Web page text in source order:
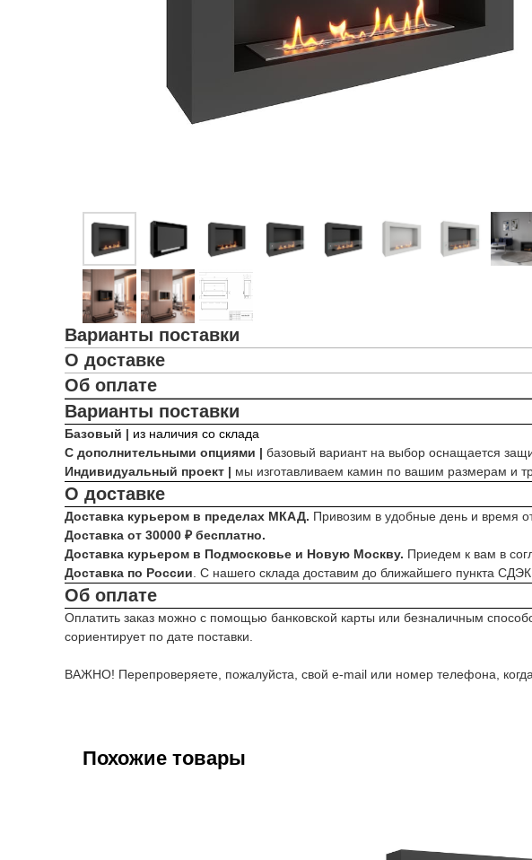
Варианты поставки
О доставке
Об оплате
Варианты поставки
Базовый | из наличия со склада
С дополнительными опциями | базовый вариант на выбор оснащается
Индивидуальный проект | мы изготавливаем камин по вашим размерам и
О доставке
Доставка курьером в пределах МКАД. Привозим в удобные день и время
Доставка от 30000 ₽ бесплатно.
Доставка курьером в Подмосковье и Новую Москву. Приедем к вам в
Доставка по России . С нашего склада доставим до ближайшего пункта
Об оплате
Оплатить заказ можно с помощью банковской карты или безналичным
сориентирует по дате поставки.
ВАЖНО! Перепроверяете, пожалуйста, свой e-mail или номер телефона,
Похожие товары